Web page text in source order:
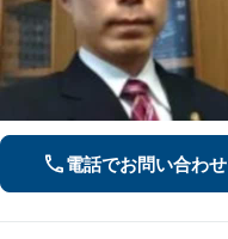
電話でお問い合わせ